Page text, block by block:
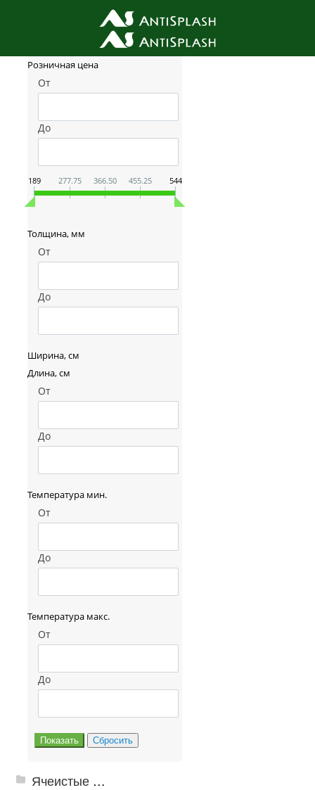
Фильтр товаров
Розничная цена
От
До
189 277.75 366.50 455.25 544
Толщина, мм
От
До
Ширина, см
Длина, см
От
До
Температура мин.
От
До
Температура макс.
От
До
Ячеистые грязезащитные покрытия